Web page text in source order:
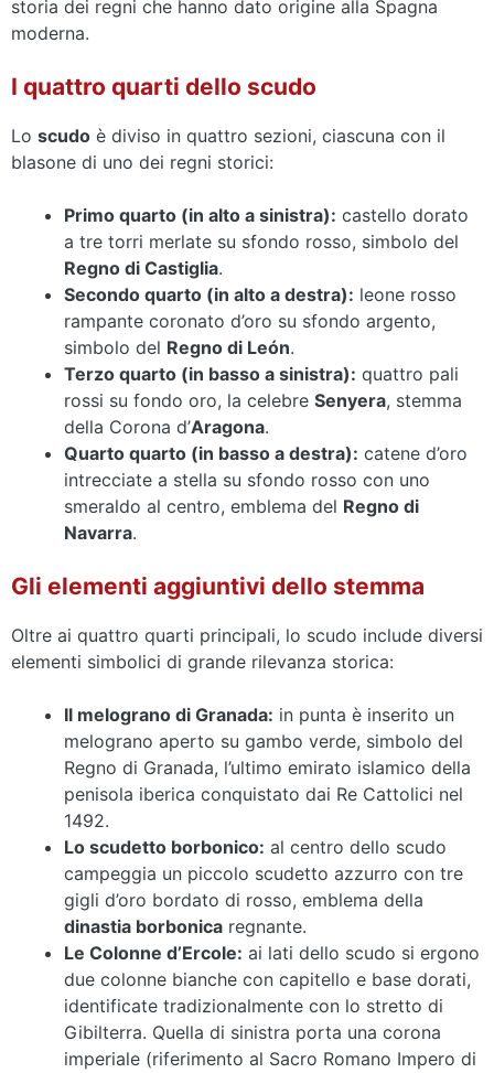
storia dei regni che hanno dato origine alla Spagna
moderna.
I quattro quarti dello scudo
Lo scudo è diviso in quattro sezioni, ciascuna con il
blasone di uno dei regni storici:
Primo quarto (in alto a sinistra): castello dorato
a tre torri merlate su sfondo rosso, simbolo del
Regno di Castiglia.
Secondo quarto (in alto a destra): leone rosso
rampante coronato d’oro su sfondo argento,
simbolo del Regno di León.
Terzo quarto (in basso a sinistra): quattro pali
rossi su fondo oro, la celebre Senyera, stemma
della Corona d’Aragona.
Quarto quarto (in basso a destra): catene d’oro
intrecciate a stella su sfondo rosso con uno
smeraldo al centro, emblema del Regno di
Navarra.
Gli elementi aggiuntivi dello stemma
Oltre ai quattro quarti principali, lo scudo include diversi
elementi simbolici di grande rilevanza storica:
Il melograno di Granada: in punta è inserito un
melograno aperto su gambo verde, simbolo del
Regno di Granada, l’ultimo emirato islamico della
penisola iberica conquistato dai Re Cattolici nel
1492.
Lo scudetto borbonico: al centro dello scudo
campeggia un piccolo scudetto azzurro con tre
gigli d’oro bordato di rosso, emblema della
dinastia borbonica regnante.
Le Colonne d’Ercole: ai lati dello scudo si ergono
due colonne bianche con capitello e base dorati,
identificate tradizionalmente con lo stretto di
Gibilterra. Quella di sinistra porta una corona
imperiale (riferimento al Sacro Romano Impero di